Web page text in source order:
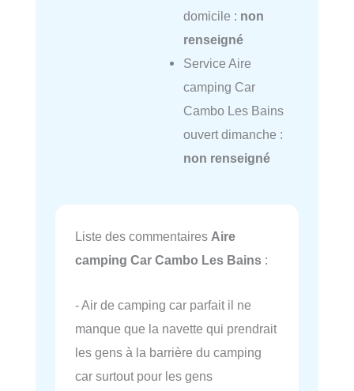
domicile : non
renseigné
Service Aire
camping Car
Cambo Les Bains
ouvert dimanche :
non renseigné
Liste des commentaires Aire
camping Car Cambo Les Bains :
- Air de camping car parfait il ne
manque que la navette qui prendrait
les gens à la barrière du camping
car surtout pour les gens